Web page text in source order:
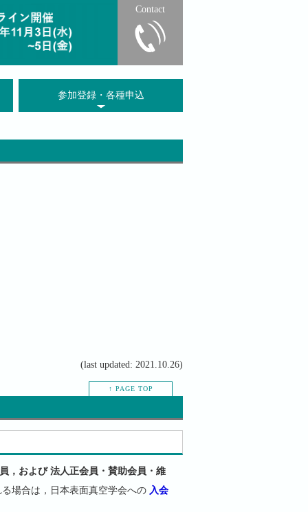
Contact
参加登録・各種申込
(last updated: 2021.10.26)
↑ PAGE TOP
，および 法人正会員・賛助会員・維
場合は，日本表面真空学会への 入会